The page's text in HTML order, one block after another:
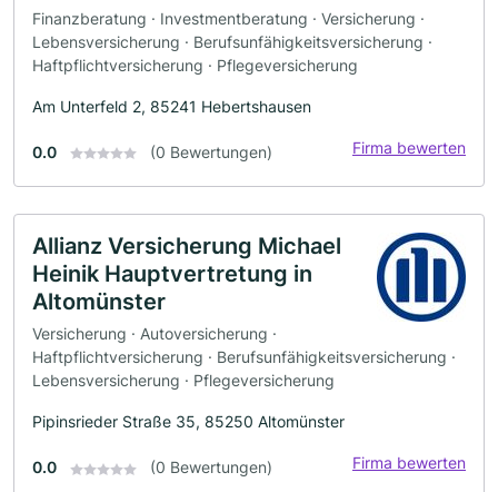
Finanzberatung · Investmentberatung · Versicherung ·
Lebensversicherung · Berufsunfähigkeitsversicherung ·
Haftpflichtversicherung · Pflegeversicherung
Am Unterfeld 2, 85241 Hebertshausen
0.0 (0 Bewertungen) Firma bewerten
Allianz Versicherung Michael
Heinik Hauptvertretung in
Altomünster
Versicherung · Autoversicherung ·
Haftpflichtversicherung · Berufsunfähigkeitsversicherung ·
Lebensversicherung · Pflegeversicherung
Pipinsrieder Straße 35, 85250 Altomünster
0.0 (0 Bewertungen) Firma bewerten